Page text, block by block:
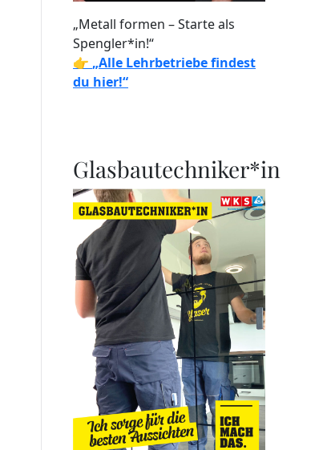
„Metall formen – Starte als
Spengler*in!“
👉 „Alle Lehrbetriebe findest
du hier!“
Glasbautechniker*in